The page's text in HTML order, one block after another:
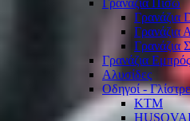
Γρανάζια Πίσω
Γρανάζια
Γρανάζια
Γρανάζια
Γρανάζια Εμπρός
Αλυσίδες
Οδηγοί -
KTM